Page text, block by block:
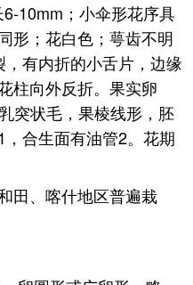
10mm；小伞形花序具
形；花白色；萼齿不明
有内折的小舌片，边缘
柱向外反折。果实卵
突状毛，果棱线形，胚
合生面有油管2。花期
田、喀什地区普遍栽